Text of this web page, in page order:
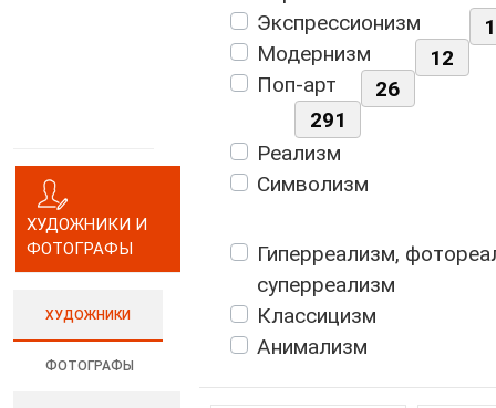
ХУДОЖНИКИ И
ФОТОГРАФЫ
ХУДОЖНИКИ
ФОТОГРАФЫ
Экспрессионизм
12
Модернизм
26
Поп-арт
291
Реализм
Символизм
Гиперреализм,
суперреализм
Классицизм
Анимализм